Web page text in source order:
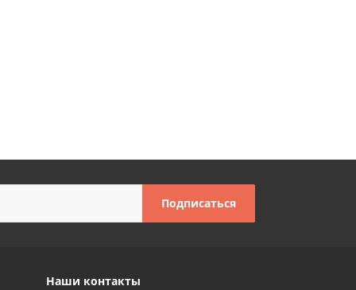
Наши контакты